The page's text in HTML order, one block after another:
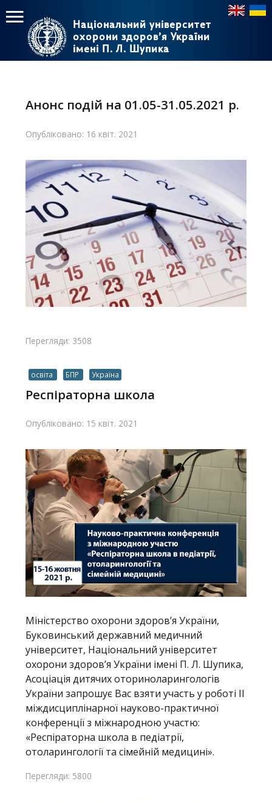
Головнеменю
Навчання
Структура
Діяльність
Новини
Пошук
Національний університет
охорони здоров’я України
імені П. Л. Шупика
Анонс подій на 01.05-31.05.2021 р.
Опубліковано: 16 квіт. 2021
Перегляди: 3508
освіта БПР Україна
Респіраторна школа
Опубліковано: 15 квіт. 2021
Міністерство охорони здоров’я України,
Буковинський державний медичний
університет, Національний університет
охорони здоров’я України імені П. Л. Шупика,
Асоціація дитячих оториноларингологів
України запрошує Вас взяти участь у роботі ІІ
міждисциплінарної науково-практичної
конференції з міжнародною участю:
«Респіраторна школа в педіатрії,
отоларингології та сімейній медицині».
Перегляди: 5800
Пошук
Національний університет
охорони здоров’я України
імені П. Л. Шупика